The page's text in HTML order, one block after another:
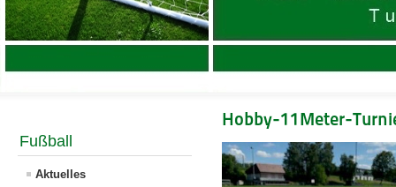
Fußball
Aktuelles
Hobby-11Meter-